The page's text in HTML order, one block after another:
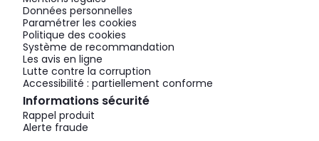
Données personnelles
Paramétrer les cookies
Politique des cookies
Système de recommandation
Les avis en ligne
Lutte contre la corruption
Accessibilité : partiellement conforme
Informations sécurité
Rappel produit
Alerte fraude